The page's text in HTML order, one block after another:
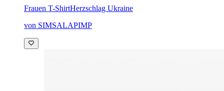
Frauen T-ShirtHerzschlag Ukraine
von SIMSALAPIMP